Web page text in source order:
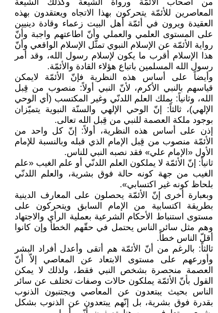
من أصحاب الأئمّة ورواة الشيعة وكذلك الشيعة
المعاصرين للأئمّة يتحركون بهذا الاتجاه ويعتقدون بهذه
العقيدة ويرون في أئمّة أهل البيت زعماء وقادة دينيين
على المستوى العلمي والعملي وأنّ اطاعتهم واجبة وأنّ
رواية الأئمّة عن الإسلام النبوي تمثّل الإسلام الواقعي وأنّ
هذا الإسلام أقرب ما يكون لإسلام رسول الله، وقد أمر
رسول الله المسلمين باتباع هؤلاء القادة والأئمّة.
وأيضاً على أساس هذه النظرية فإنّ الأئمّة لايمكن
قياسهم بالنبي الأكرم، لأنّ النبي أولاً: منصوب من قِبل
الله، وثانياً: يملك العلم اللدنّي وغير المكتسب (أي الوحي
الإلهي)، ثالثاً: إنّ الوحي الإلهي والسنّة النبوية يتميّزان
بوجود ملكة العصمة للنبي من قِبل الله تعالى.
إذن على أساس هذه النظرية، أولاً: إنّ كل واحد من
الأئمّة منصوب من قِبل الإمام الذي قبله وبالنسبة للإمام
الأول «الإمام علي» فقد نصبه النبي للناس.
ثانياً: إنّ الأئمّة لا يملكون العلم اللدنّي أو علم الغيب «علم
الغيب من جهة كونه حالة فوق بشرية، والعلم اللدنّي
بلحاظ كونه غير اكتسابي».
وبعبارة أخرى إنّ الأئمّة يحصلون على المعارف الدينية
بطريقة اكتسابية من الإمام السابق ويتحركون على
مستوى استنباط الأحكام الشرعية بعملية الرأي والاجتهاد
وهم مثل سائر الناس يحتمل في حقّهم الخطأ وإن كانوا
أقلّ الناس خطأً.
ثالثاً: بالرغم من أنّ الأئمّة هم أتقى وأعدل أفراد البشر
وأورعهم على مستوى الابتعاد عن المعاصي إلاّ أنّ
العصمة منحصرة بشخص النبي فقط، ولذلك لا يمكن
القول بأنّ الأئمّة يملكون حالات وصفات تختلف عن سائر
الناس بحيث يبتعدون عن المعاصي ويجتنبون الذنوب
بقدرة فوق بشرية، بل إنّهم يبتعدون عن الذنوب بشكل